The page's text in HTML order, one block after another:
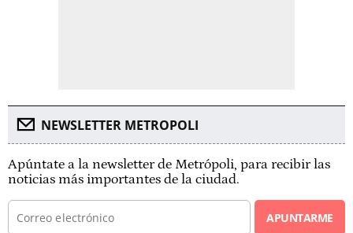
NEWSLETTER METROPOLI
Apúntate a la newsletter de Metrópoli, para recibir las
noticias más importantes de la ciudad.
APUNTARME